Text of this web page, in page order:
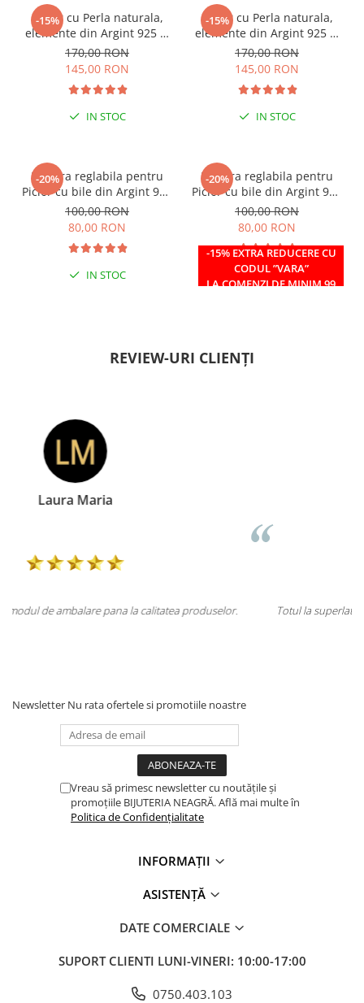
-15%
Colier cu Perla naturala,
elemente din Argint 925 si
margele Miyuki, multicolor
170,00 RON
145,00 RON
IN STOC
-15%
Colier cu Perla naturala,
elemente din Argint 925 si
margele Miyuki, verde/kiwi
170,00 RON
145,00 RON
IN STOC
-20%
Bratara reglabila pentru
Picior cu bile din Argint 925
si margele Miyuki rosii
100,00 RON
80,00 RON
IN STOC
-20%
-15% EXTRA REDUCERE CU
CODUL ”VARA”
LA COMENZI DE MINIM 99
Bratara reglabila pentru
Picior cu bile din Argint 925
si margele Miyuki verzi
100,00 RON
80,00 RON
IN STOC
REVIEW-URI CLIENȚI
Totul la superlativ! Produsul, fix descrierea, ambalaj, livrare.
Newsletter Nu rata ofertele si promotiile noastre
Vreau să primesc newsletter cu noutățile și
promoțiile BIJUTERIA NEAGRĂ. Află mai multe în
Politica de Confidențialitate
INFORMAȚII
ASISTENȚĂ
DATE COMERCIALE
SUPORT CLIENTI LUNI-VINERI: 10:00-17:00
0750.403.103